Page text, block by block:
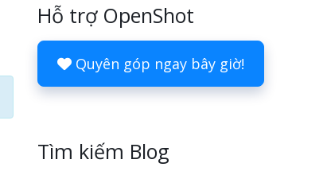
Hỗ trợ OpenShot
Quyên góp ngay bây giờ!
Tìm kiếm Blog